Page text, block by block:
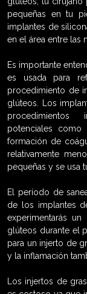
pequeñas en tu
implantes de
en el área entre las
Es importante
es usada para
procedimiento de
glúteos. Los
procedimientos
potenciales como
formación de
relativamente
pequeñas y se usa
El período de
de los implantes
experimentarás
glúteos durante el
para un injerto de
y la inflamación
Los injertos de